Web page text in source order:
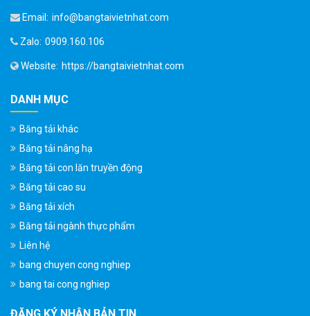
Email: info@bangtaivietnhat.com
Zalo: 0909.160.106
Website: https://bangtaivietnhat.com
DANH MỤC
Băng tải khác
Băng tải nâng hạ
Băng tải con lăn truyền động
Băng tải cao su
Băng tải xích
Băng tải ngành thực phẩm
Liên hệ
bang chuyen cong nghiep
bang tai cong nghiep